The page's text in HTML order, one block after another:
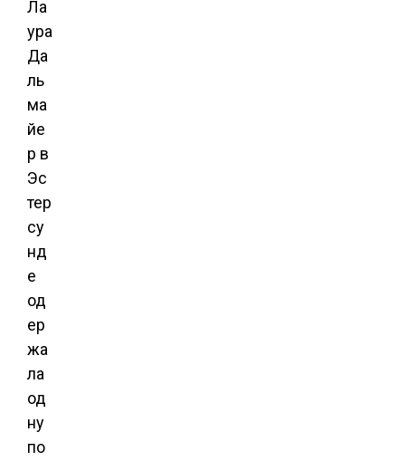
Ла
ура
Да
ль
ма
йе
р в
Эс
тер
су
нд
е
од
ер
жа
ла
од
ну
по